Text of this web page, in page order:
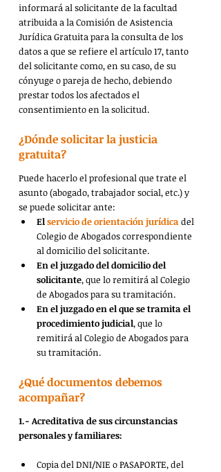
informará al solicitante de la facultad
atribuida a la Comisión de Asistencia
Jurídica Gratuita para la consulta de los
datos a que se refiere el artículo 17, tanto
del solicitante como, en su caso, de su
cónyuge o pareja de hecho, debiendo
prestar todos los afectados el
consentimiento en la solicitud.
¿Dónde solicitar la justicia
gratuita?
Puede hacerlo el profesional que trate el
asunto (abogado, trabajador social, etc.) y
se puede solicitar ante:
El servicio de orientación jurídica del
Colegio de Abogados correspondiente
al domicilio del solicitante.
En el juzgado del domicilio del
solicitante, que lo remitirá al Colegio
de Abogados para su tramitación.
En el juzgado en el que se tramita el
procedimiento judicial, que lo
remitirá al Colegio de Abogados para
su tramitación.
¿Qué documentos debemos
acompañar?
1.- Acreditativa de sus circunstancias
personales y familiares:
Copia del DNI/NIE o PASAPORTE, del